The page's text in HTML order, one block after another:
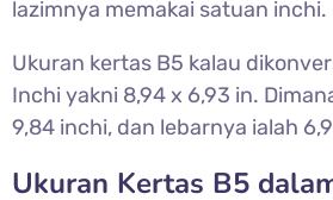
lazimnya memakai satuan inchi.
Ukuran kertas B5 kalau
Inchi yakni 8,94 x 6,93 in.
9,84 inchi, dan lebarnya ialah
Ukuran Kertas B5